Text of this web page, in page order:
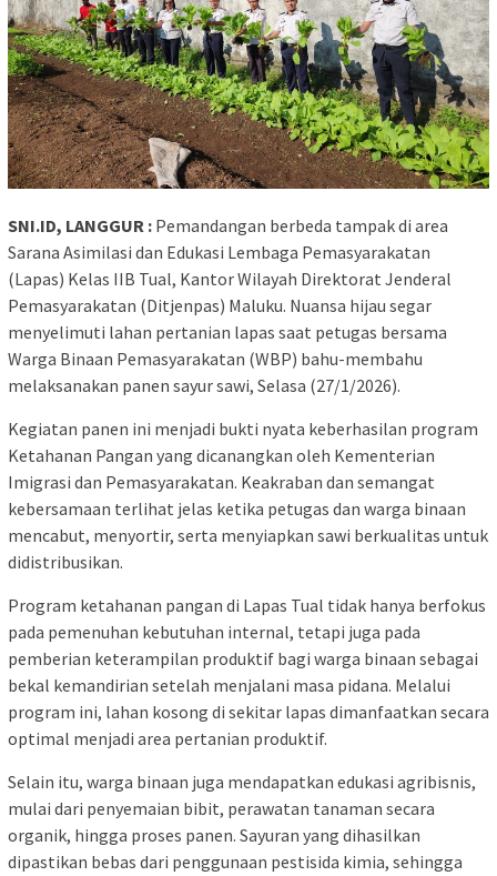
SNI.ID, LANGGUR : Pemandangan berbeda tampak di area
Sarana Asimilasi dan Edukasi Lembaga Pemasyarakatan
(Lapas) Kelas IIB Tual, Kantor Wilayah Direktorat Jenderal
Pemasyarakatan (Ditjenpas) Maluku. Nuansa hijau segar
menyelimuti lahan pertanian lapas saat petugas bersama
Warga Binaan Pemasyarakatan (WBP) bahu-membahu
melaksanakan panen sayur sawi, Selasa (27/1/2026).
Kegiatan panen ini menjadi bukti nyata keberhasilan program
Ketahanan Pangan yang dicanangkan oleh Kementerian
Imigrasi dan Pemasyarakatan. Keakraban dan semangat
kebersamaan terlihat jelas ketika petugas dan warga binaan
mencabut, menyortir, serta menyiapkan sawi berkualitas untuk
didistribusikan.
Program ketahanan pangan di Lapas Tual tidak hanya berfokus
pada pemenuhan kebutuhan internal, tetapi juga pada
pemberian keterampilan produktif bagi warga binaan sebagai
bekal kemandirian setelah menjalani masa pidana. Melalui
program ini, lahan kosong di sekitar lapas dimanfaatkan secara
optimal menjadi area pertanian produktif.
Selain itu, warga binaan juga mendapatkan edukasi agribisnis,
mulai dari penyemaian bibit, perawatan tanaman secara
organik, hingga proses panen. Sayuran yang dihasilkan
dipastikan bebas dari penggunaan pestisida kimia, sehingga